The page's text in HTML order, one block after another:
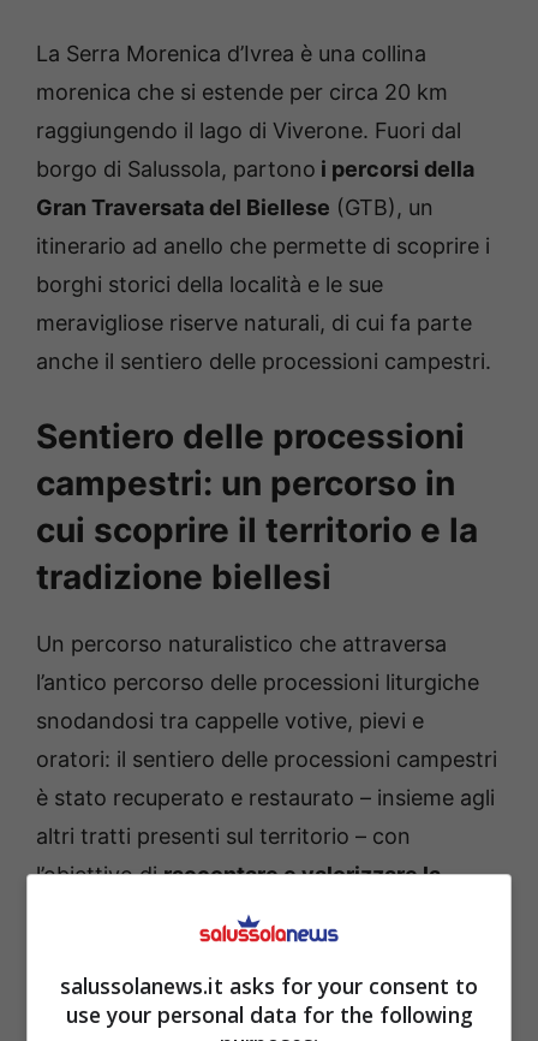
La Serra Morenica d’Ivrea è una collina
morenica che si estende per circa 20 km
raggiungendo il lago di Viverone. Fuori dal
borgo di Salussola, partono i percorsi della
Gran Traversata del Biellese (GTB), un
itinerario ad anello che permette di scoprire i
borghi storici della località e le sue
meravigliose riserve naturali, di cui fa parte
anche il sentiero delle processioni campestri.
Sentiero delle processioni
campestri: un percorso in
cui scoprire il territorio e la
tradizione biellesi
Un percorso naturalistico che attraversa
l’antico percorso delle processioni liturgiche
snodandosi tra cappelle votive, pievi e
oratori: il sentiero delle processioni campestri
è stato recuperato e restaurato – insieme agli
altri tratti presenti sul territorio – con
l’obiettivo diraccontare e valorizzare la
e la cultura del Biellese.
salussolanews.it asks for your consent to
use your personal data for the following